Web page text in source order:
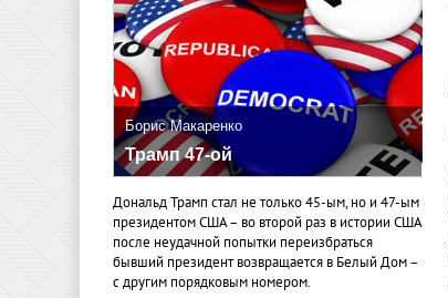
Борис Макаренко
Трамп 47-ой
Дональд Трамп стал не только 45-ым, но и 47-ым
президентом США – во второй раз в истории США
после неудачной попытки переизбраться
бывший президент возвращается в Белый Дом –
с другим порядковым номером.